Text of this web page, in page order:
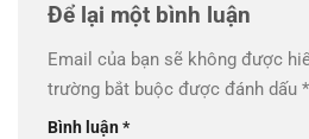
Để lại một bình luận
Email của bạn sẽ không được
trường bắt buộc được đánh dấu *
Bình luận*